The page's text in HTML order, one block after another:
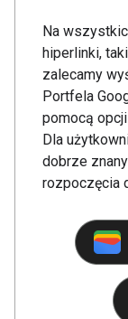
Na
hiperlinki,
zalecamy
Portfela
pomocą
Dla
dobrze
rozpoczęcia